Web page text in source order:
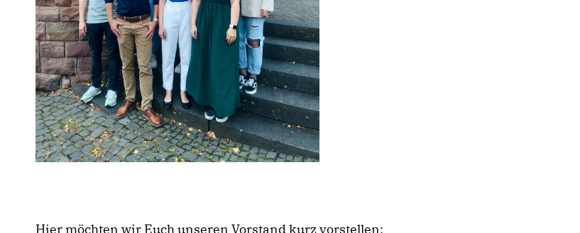
Hier möchten wir Euch unseren Vorstand kurz vorstellen: